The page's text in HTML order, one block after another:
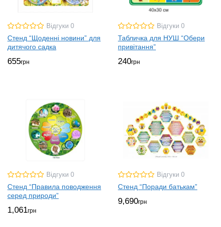
Відгуки 0
Стенд “Щоденні новини” для
дитячого садка
655грн
Відгуки 0
Табличка для НУШ “Обери
привітання”
240грн
Відгуки 0
Стенд “Правила поводження
серед природи”
1,061грн
Відгуки 0
Стенд “Поради батькам”
9,690грн